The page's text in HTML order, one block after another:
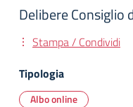
Delibere
Stampa / Condividi
Tipologia
Albo online